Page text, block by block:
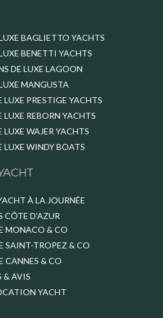
BAGLIETTO YACHTS
BENETTI YACHTS
DE LUXE LAGOON
MANGUSTA
LUXE PRESTIGE YACHTS
LUXE REBORN YACHTS
LUXE WAJER YACHTS
LUXE WINDY BOATS
À LA JOURNÉE
CÔTE D’AZUR
MONACO & CO
SAINT-TROPEZ & CO
CANNES & CO
& AVIS
YACHT